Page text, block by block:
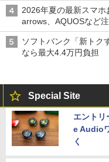
2026年夏の最新スマ
arrows、AQUOSなど
ソフトバンク「新トク
なら最大4.4万円負担
Special Site
エント
e Audio
く